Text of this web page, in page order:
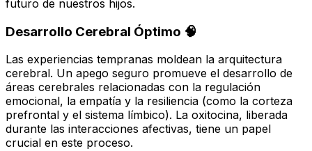
futuro de nuestros hijos.
Desarrollo Cerebral Óptimo 🧠
Las experiencias tempranas moldean la arquitectura
cerebral. Un apego seguro promueve el desarrollo de
áreas cerebrales relacionadas con la regulación
emocional, la empatía y la resiliencia (como la corteza
prefrontal y el sistema límbico). La oxitocina, liberada
durante las interacciones afectivas, tiene un papel
crucial en este proceso.